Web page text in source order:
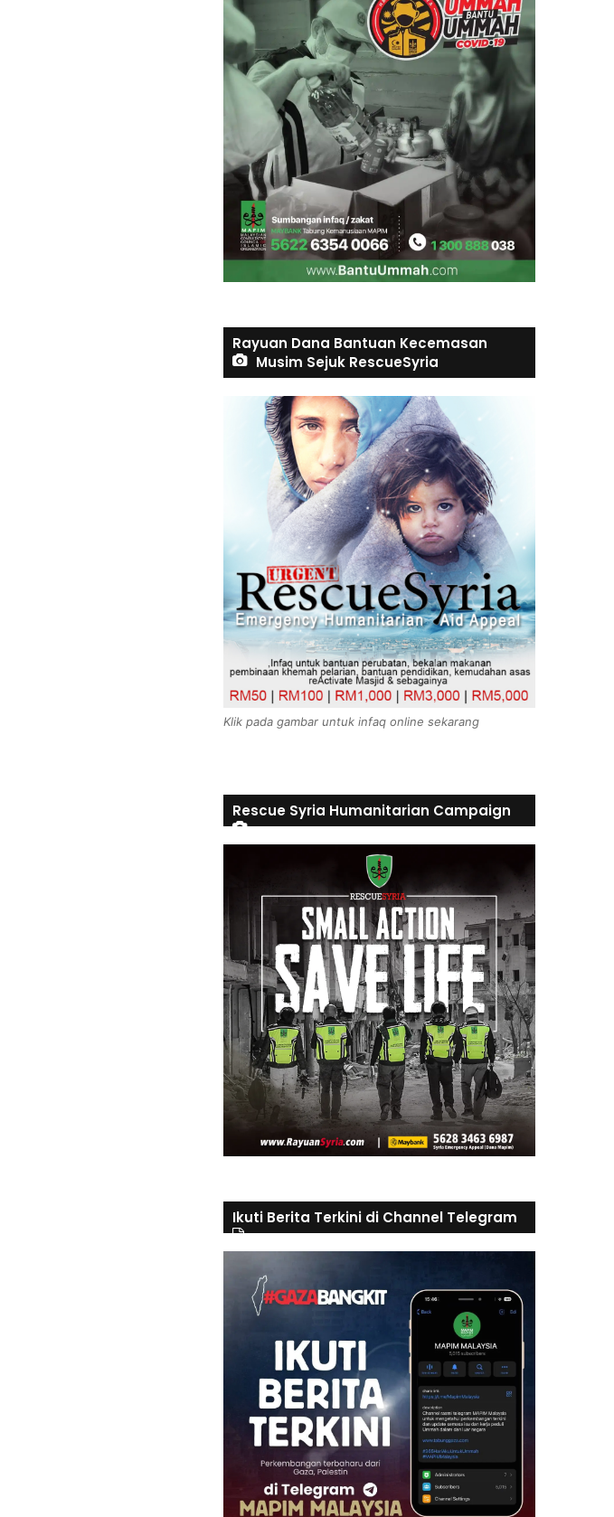
Rayuan Dana Bantuan Kecemasan
Musim Sejuk RescueSyria
Klik pada gambar untuk infaq online sekarang
Rescue Syria Humanitarian Campaign
Ikuti Berita Terkini di Channel Telegram